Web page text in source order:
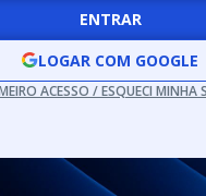
ENTRAR
LOGAR COM GOOGLE
ACESSO / ESQUECI MINHA